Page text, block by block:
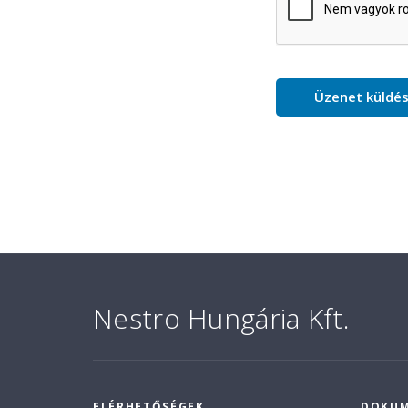
Nestro Hungária Kft.